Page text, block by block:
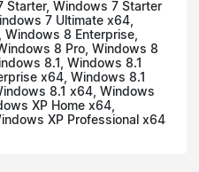
Starter, Windows 7 Starter
7 Ultimate x64,
8 Enterprise,
8 Pro, Windows 8
8.1, Windows 8.1
x64, Windows 8.1
8.1 x64, Windows
XP Home x64,
XP Professional x64